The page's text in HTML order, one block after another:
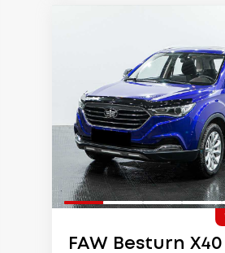
FAW Besturn X40 I